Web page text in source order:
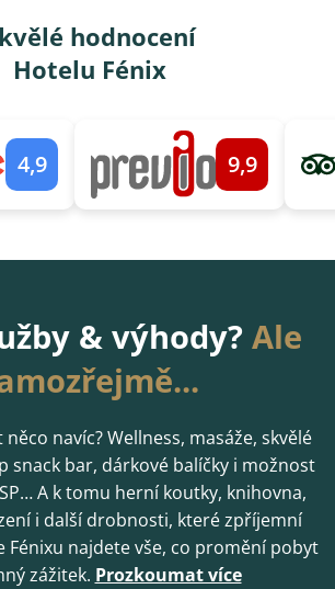
hodnocení
Hotelu Fénix
4,9 9,9
& výhody? Ale
navíc? Wellness, masáže, skvělé
snack bar, dárkové balíčky i možnost
A k tomu herní koutky, knihovna,
i další drobnosti, které zpříjemní
Fénixu najdete vše, co promění pobyt
zážitek. Prozkoumat více